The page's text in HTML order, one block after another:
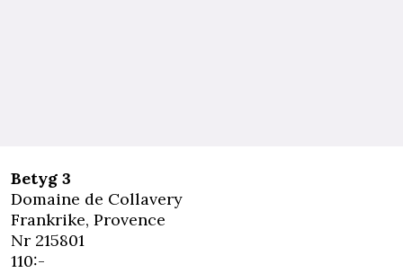
Betyg 3
Domaine de Collavery
Frankrike, Provence
Nr 215801
110:-